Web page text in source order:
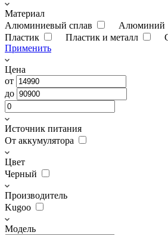
Материал
Алюминиевый сплав
Алюминий
Пластик
Пластик и металл
Применить
Цена
от
до
Источник питания
От аккумулятора
Цвет
Черный
Производитель
Kugoo
Модель